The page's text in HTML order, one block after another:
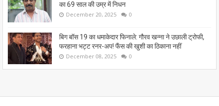
का 69 साल की उम्र में निधन
December 20, 2025 0
बिग बॉस 19 का धमाकेदार फिनाले: गौरव खन्ना ने उछाली ट्रोफी,
फरहाना भट्ट रनर-अप! फैंस की खुशी का ठिकाना नहीं
December 08, 2025 0